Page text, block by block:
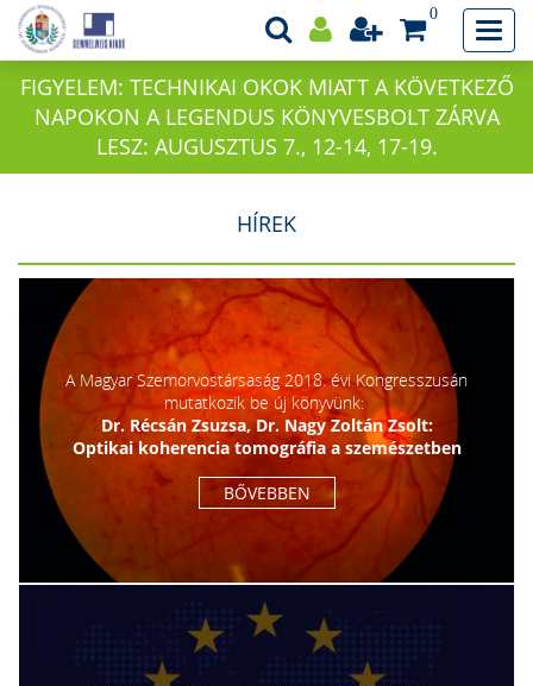
0
FIGYELEM: TECHNIKAI OKOK MIATT A KÖVETKEZŐ
NAPOKON A LEGENDUS KÖNYVESBOLT ZÁRVA
LESZ: AUGUSZTUS 7., 12-14, 17-19.
HÍREK
A Magyar Szemorvostársaság 2018. évi Kongresszusán
mutatkozik be új könyvünk:
Dr. Récsán Zsuzsa, Dr. Nagy Zoltán Zsolt:
Optikai koherencia tomográfia a szemészetben
BŐVEBBEN